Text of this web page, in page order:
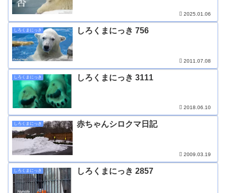
2025.01.06
しろくまにっき しろくまにっき 756
2011.07.08
しろくまにっき しろくまにっき 3111
2018.06.10
しろくまにっき 赤ちゃんシロクマ日記
2009.03.19
しろくまにっき しろくまにっき 2857